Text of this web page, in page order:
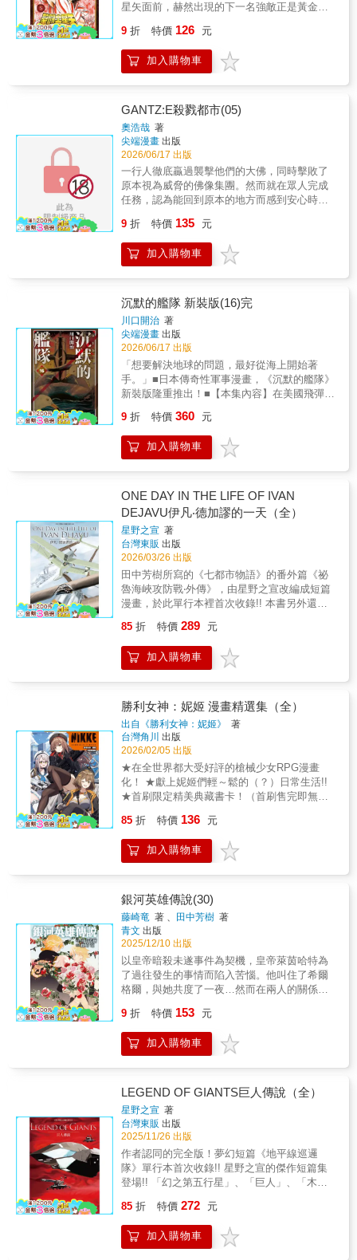
星矢面前，赫然出現的下一名強敵正是黃金聖
名號的最強十二人！隨著黃金聖闘士現身而令
情節更加緊張的第5集！本書特色少年漫畫傳奇
大作首度全新繪製所有封面＆首度大幅度新增
整收錄於第1集中！
9 折 特價 126 元
加入購物車
GANTZ:E殺戮都市(05)
奧浩哉 著
尖端漫畫 出版
2026/06/17 出版
一行人徹底贏過襲擊他們的大佛，同時擊敗了
原本視為威脅的佛像集團。然而就在眾人完成
任務，認為能回到原本的地方而感到安心時，
佛像露出了真面目，那就是大將．千手觀音。
率先發難的，是身經百戰的男子──雷藏！
9 折 特價 135 元
加入購物車
沉默的艦隊 新裝版(16)完
川口開治 著
尖端漫畫 出版
2026/06/17 出版
「想要解決地球的問題，最好從海上開始著
手。」■日本傳奇性軍事漫畫，《沉默的艦隊》
新裝版隆重推出！■【本集內容】在美國飛彈的
港上逐漸沉沒。與此同時，海江田登上了聯合
國大會緊急特別會議，向全人類闡述「沉默的
艦隊」的意義。而美國總統貝內特與海江田兩
彈從角落射了出去——這部描繪戰爭、國家以
及「世界中的日本」，並在漫畫史上刻下巨大
足跡的名作，終於迎來終章。【本書特色】✧
獲獎無數政軍漫畫家．川口開治代表作✧潛艦
海戰×核武戰略×政治計謀×國際關係，軍事經
典歷久不衰✧將兩集單行本合為一冊，封面全
新設計，氣勢更加磅礡✧全文重新潤校，並申
請日本素材重新排版，呈現高規格內容【商品
規格】✦將開本放大為25K，閱讀更不費力✦全
書皆採用比一般漫畫更高磅數的90米漫畫，圖
用100％黑墨印刷，完美呈現一筆一畫
9 折 特價 360 元
加入購物車
ONE DAY IN THE LIFE OF IVAN
DEJAVU伊凡‧德加謬的一天（全）
星野之宣 著
台灣東販 出版
2026/03/26 出版
田中芳樹所寫的《七都市物語》的番外篇《祕
魯海峽攻防戰‧外傳》，由星野之宣改編成短篇
漫畫，於此單行本裡首次收錄!! 本書另外還
艇、潛伏於極寒之地的惡魔、迷航於四次元的
飛機──自由奔放地描繪世界的傑作短篇共7篇
漫畫!! 職場竟然是戰場!?瘋狂與恐怖，吞噬了一
時代，極北之地竟然出現了惡魔!!為其所控制的
男人究竟是誰……!?少女愛麗絲所闖進的神祕
世界，竟然是一群奇妙生物的樂園!?包含單行
本首次收錄作品《七都市物語 祕魯海峽攻防戰•
外傳》共7篇故事!!
85 折 特價 289 元
加入購物車
勝利女神：妮姬 漫畫精選集（全）
出自《勝利女神：妮姬》
著
台灣角川 出版
2026/02/05 出版
★在全世界都大受好評的槍械少女RPG漫畫
化！ ★獻上妮姬們輕～鬆的（？）日常生活!!
★首刷限定精美典藏書卡！（首刷售完即無贈
Comic& Illustration漫畫＆插畫ぴよぴよ丸ハト
ドケイIllustration插畫凍咲しいなComic漫畫
巻々廻りんごくらぶあられ雪鮭乃らるかんは
85 折 特價 136 元
加入購物車
銀河英雄傳說(30)
藤崎竜 著 、 田中芳樹 著
青文 出版
2025/12/10 出版
以皇帝暗殺未遂事件為契機，皇帝萊茵哈特為
了過往發生的事情而陷入苦惱。他叫住了希爾
格爾，與她共度了一夜…然而在兩人的關係發
在暗地裡蠢蠢欲動……!?本書特色1.史詩般經典
科幻巨作華麗重現，再度踏上星辰大海的征
途。2.銀河帝國與自由行星同盟，專制政治與
師」楊威利這兩名英雄的出現，人類的命運即
將改變。3.《銀河英雄傳說Die Neue These》
TV動畫第五季製作中!!!
9 折 特價 153 元
加入購物車
LEGEND OF GIANTS巨人傳說（全）
星野之宣 著
台灣東販 出版
2025/11/26 出版
作者認同的完全版！夢幻短篇《地平線巡邏
隊》單行本首次收錄!! 星野之宣的傑作短篇集
登場!! 「幻之第五行星」、「巨人」、「木
SF作品之世界的標題作等共三篇故事!! 6萬年
前。迎接第六冰期的地球，遭到了冰河全面覆
蓋──擁有高度文明並享盡榮華富貴的巨人•泰坦
85 折 特價 272 元
加入購物車